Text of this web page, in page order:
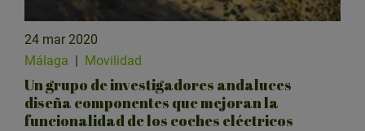
24 mar 2020
Málaga | Movilidad
Un grupo de investigadores andaluces
diseña componentes que mejoran la
funcionalidad de los coches eléctricos